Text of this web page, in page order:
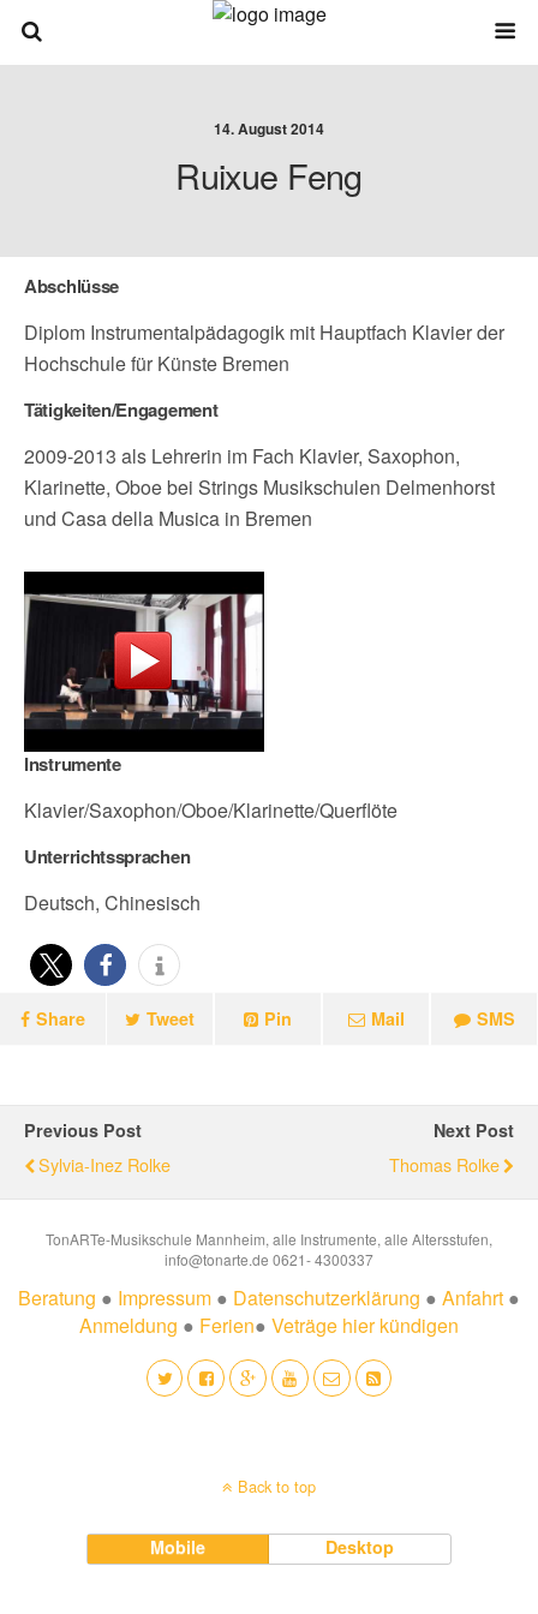
14. August 2014
Ruixue Feng
Abschlüsse
Diplom Instrumentalpädagogik mit Hauptfach Klavier der
Hochschule für Künste Bremen
Tätigkeiten/Engagement
2009-2013 als Lehrerin im Fach Klavier, Saxophon,
Klarinette, Oboe bei Strings Musikschulen Delmenhorst
und Casa della Musica in Bremen
Instrumente
Klavier/Saxophon/Oboe/Klarinette/Querflöte
Unterrichtssprachen
Deutsch, Chinesisch
Share Tweet Pin Mail SMS
Previous Post
Sylvia-Inez Rolke
Next Post
Thomas Rolke
TonARTe-Musikschule Mannheim, alle Instrumente, alle Altersstufen,
info@tonarte.de 0621- 4300337
Beratung ● Impressum ● Datenschutzerklärung ● Anfahrt ●
Anmeldung ● Ferien● Veträge hier kündigen
Back to top
Mobile Desktop